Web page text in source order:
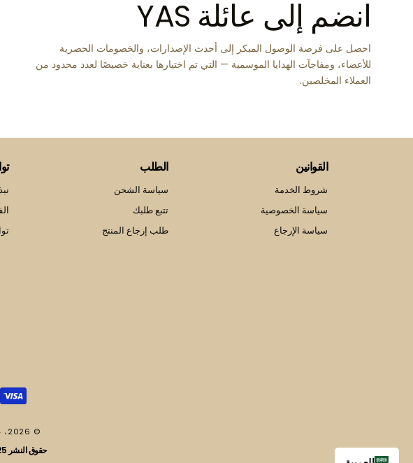
انضم إلى عائلة YAS
احصل على فرصة الوصول المبكر إلى أحدث الإصدارات، والخصومات الحصرية
للأعضاء، ومفاجآت الهدايا الموسمية — التي تم اختيارها بعناية خصيصًا لعدد محدود من
العملاء المخلصين.
القوانين
شروط الخدمة
سياسة الخصوصية
سياسة الإرجاع
الطلب
سياسة الشحن
تتبع طلبك
طلب إرجاع المنتج
© 2026،
حقوق النشر 2025 © YASPERFUMES - العلامة الملكية للعطور